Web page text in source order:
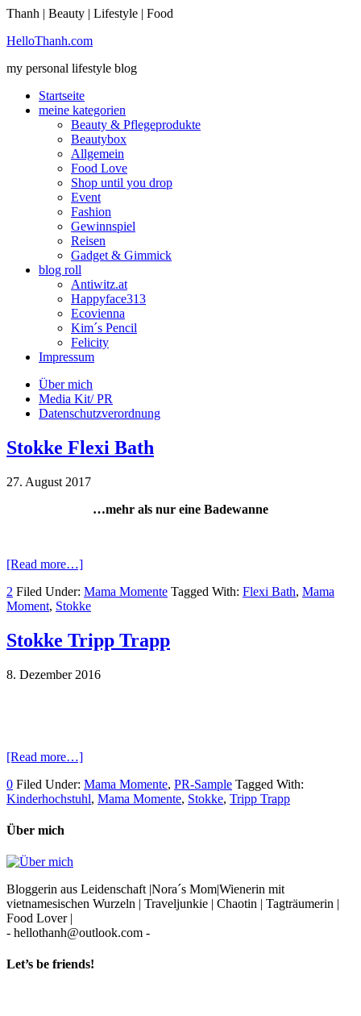
Thanh | Beauty | Lifestyle | Food
HelloThanh.com
my personal lifestyle blog
Startseite
meine kategorien
Beauty & Pflegeprodukte
Beautybox
Allgemein
Food Love
Shop until you drop
Event
Fashion
Gewinnspiel
Reisen
Gadget & Gimmick
blog roll
Antiwitz.at
Happyface313
Ecovienna
Kim´s Pencil
Felicity
Impressum
Über mich
Media Kit/ PR
Datenschutzverordnung
Stokke Flexi Bath
27. August 2017
…mehr als nur eine Badewanne
[Read more…]
2 Filed Under: Mama Momente Tagged With: Flexi Bath, Mama
Moment, Stokke
Stokke Tripp Trapp
8. Dezember 2016
[Read more…]
0 Filed Under: Mama Momente, PR-Sample Tagged With:
Kinderhochstuhl, Mama Momente, Stokke, Tripp Trapp
Über mich
Bloggerin aus Leidenschaft |Nora´s Mom|Wienerin mit
vietnamesischen Wurzeln | Traveljunkie | Chaotin | Tagträumerin |
Food Lover |
- hellothanh@outlook.com -
Let’s be friends!
Sie möchten mehr dazu erfahren?